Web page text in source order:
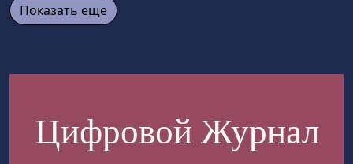
Показать еще
Цифровой Журнал